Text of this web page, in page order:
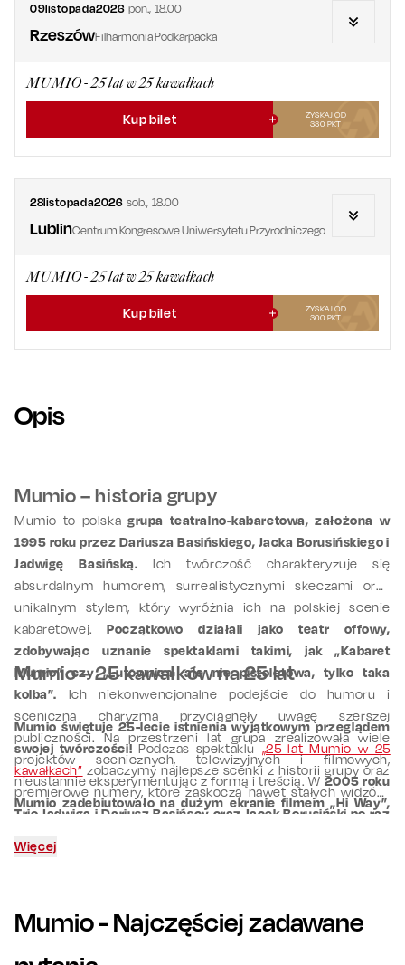
09listopada2026 pon.,18.00
RzeszówFilharmonia Podkarpacka
MUMIO - 25 lat w 25 kawałkach
Kup bilet
ZYSKAJ OD
330 PKT
28listopada2026 sob.,18.00
LublinCentrum Kongresowe Uniwersytetu Przyrodniczego
MUMIO - 25 lat w 25 kawałkach
Kup bilet
ZYSKAJ OD
300 PKT
Opis
Mumio – historia grupy
Mumio to polska grupa teatralno-kabaretowa, założona w
1995 roku przez Dariusza Basińskiego, Jacka Borusińskiego i
Jadwigę Basińską. Ich twórczość charakteryzuje się
absurdalnym humorem, surrealistycznymi skeczami oraz
unikalnym stylem, który wyróżnia ich na polskiej scenie
kabaretowej.Początkowo działali jako teatr offowy,
zdobywając uznanie spektaklami takimi, jak „Kabaret
Mumio” czy „Lutownica, ale nie pistoletowa, tylko taka
kolba”. Ich niekonwencjonalne podejście do humoru i
sceniczna charyzma przyciągnęły uwagę szerszej
publiczności. Na przestrzeni lat grupa zrealizowała wiele
projektów scenicznych, telewizyjnych i filmowych,
nieustannie eksperymentując z formą i treścią. W 2005 roku
Mumio zadebiutowało na dużym ekranie filmem „Hi Way”,
i krytyków. Jednak największą popularność przyniosła im seria
uznanie.
Mumio – 25 kawałków na 25 lat
Mumio świętuje 25-lecie istnienia wyjątkowym przeglądem
swojej twórczości! Podczas spektaklu „25 lat Mumio w 25
kawałkach” zobaczymy najlepsze scenki z historii grupy oraz
premierowe numery, które zaskoczą nawet stałych widzów.
Trio Jadwiga i Dariusz Basińscy oraz Jacek Borusiński po raz
codziennych sytuacji.
Więcej
Mumio- Najczęściej zadawane